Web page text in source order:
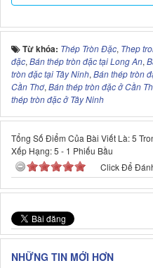
Từ khóa: Thép Tròn Đặc, Thep
đặc, Bán thép tròn đặc tại Long An,
tròn đặc tại Tây Ninh, Bán thép tròn
Cần Thơ, Bán thép tròn đặc ở Cần
thép tròn đặc ở Tây Ninh
Tổng Số Điểm Của Bài Viết Là: 5
Xếp Hạng:5 - 1 Phiếu Bầu
Click Để
NHỮNG TIN MỚI HƠN